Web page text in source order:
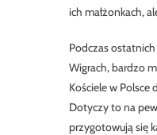
ich małżonkach,
Podczas
Wigrach, bardzo
Kościele w Polsce
Dotyczy to na
przygotowują się